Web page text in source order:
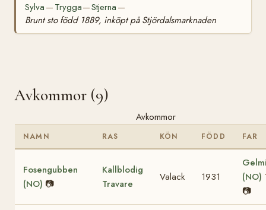
Sylva — Trygga—Stjerna —
Brunt sto född 1889, inköpt på Stjördalsmarknaden
Avkommor (9)
Avkommor
NAMN RAS KÖN FÖDD FAR
Fosengubben
(NO) 📷
Kallblodig
Travare
Valack 1931
(NO)
📷